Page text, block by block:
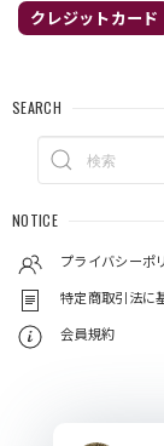
クレジットカード
SEARCH
NOTICE
プライバシーポ
特定商取引法に
会員規約